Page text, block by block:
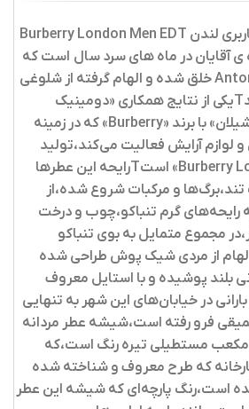
ادکلن مردانه اورجینال باربری لندن Burberry London Men EDT
آقایان در ماه های سرد سال است که
توسط Antonie Maisondieu خلق شده و الهام گرفته از شلوغی
های شهر لندن می باشدTیکی از نتایج همکاری «دومینیک
روپیون» و «جین مارک شیلان» با برند «Burberry» که در زمینه
آرایش فعالیت می‌کند،تولید
عطرهای مردانه «Burberry London» استTرایحه این عطرها
و مرکبات شروع شده،از
گرم تنباکو،چوب و درخت
مجموع متمایل به بوی تنباکو
الهام از مردی شیک پوش طراحی شده
بلند پوشیده و با استایل معروف
در خیابان‌های این شهر به تنهایی
فرو رفته است،شیشه عطر مردانه
مکعب مستطیلی تیره رنگ است،که
که طرح معروف و شناخته شده
است،رنگ پارچه‌ای که شیشه این عطر